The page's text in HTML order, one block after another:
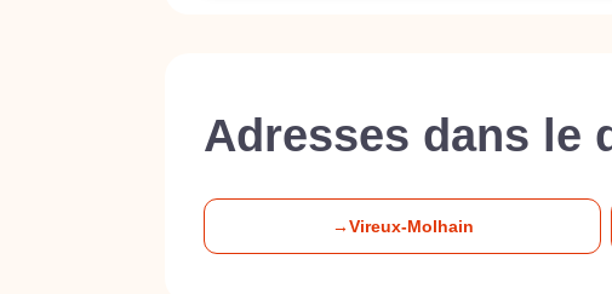
Adresses dans le
→Vireux-Molhain